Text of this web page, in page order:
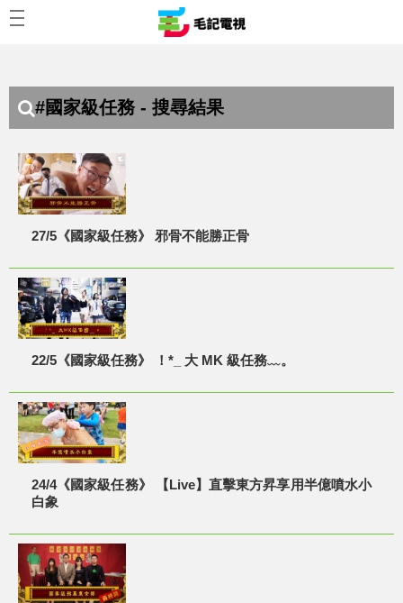
#國家級任務 - 搜尋結果
27/5《國家級任務》 邪骨不能勝正骨
22/5《國家級任務》 ！*_ 大 MK 級任務﹏。
24/4《國家級任務》 【Live】直擊東方昇享用半億噴水小
白象